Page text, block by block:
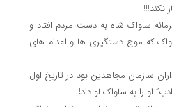
نکند!!!
ساواک شاه به دست مردم افتاد و
با ساواک که موج دستگیری ها و اعدام های
سازمان مجاهدین بود در تاریخ اول